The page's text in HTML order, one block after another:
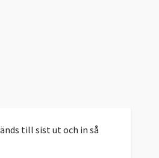
till sist ut och in så